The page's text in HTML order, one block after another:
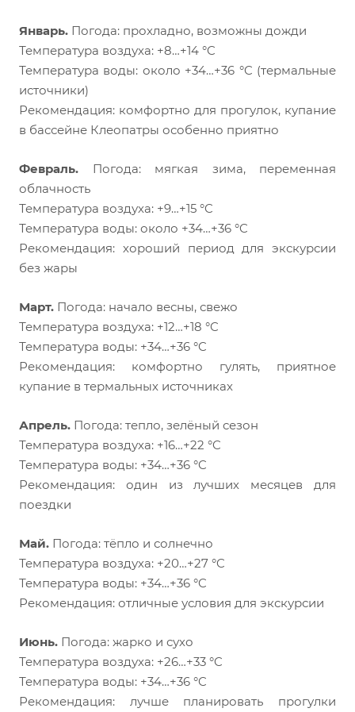
Январь. Погода: прохладно, возможны дожди
Температура воздуха: +8…+14 °C
Температура воды: около +34…+36 °C (термальные
источники)
Рекомендация: комфортно для прогулок, купание
в бассейне Клеопатры особенно приятно
Февраль. Погода: мягкая зима, переменная
облачность
Температура воздуха: +9…+15 °C
Температура воды: около +34…+36 °C
Рекомендация: хороший период для экскурсии
без жары
Март. Погода: начало весны, свежо
Температура воздуха: +12…+18 °C
Температура воды: +34…+36 °C
Рекомендация: комфортно гулять, приятное
купание в термальных источниках
Апрель. Погода: тепло, зелёный сезон
Температура воздуха: +16…+22 °C
Температура воды: +34…+36 °C
Рекомендация: один из лучших месяцев для
поездки
Май. Погода: тёпло и солнечно
Температура воздуха: +20…+27 °C
Температура воды: +34…+36 °C
Рекомендация: отличные условия для экскурсии
Июнь. Погода: жарко и сухо
Температура воздуха: +26…+33 °C
Температура воды: +34…+36 °C
Рекомендация: лучше планировать прогулки